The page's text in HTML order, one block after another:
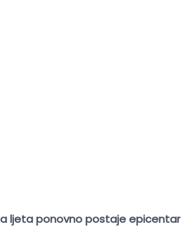
ljeta ponovno postaje epicentar